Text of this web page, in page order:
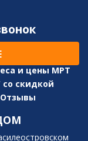
и цены МРТ
скидкой
Отзывы